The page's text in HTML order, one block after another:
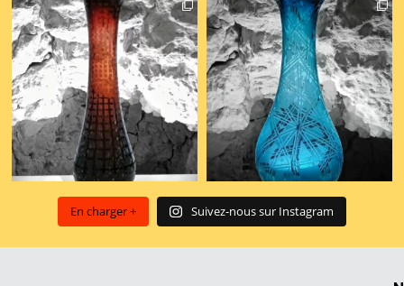
En charger + Suivez-nous sur Instagram